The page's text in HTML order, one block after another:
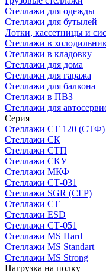
Стеллажи для одежды
Стеллажи для бутылей
Лотки, кассетницы и
Стеллажи в
Стеллажи в кладовку
Стеллажи для дома
Стеллажи для гаража
Стеллажи для балкона
Стеллажи в ПВЗ
Стеллажи для
Серия
Стеллажи СТ 120 (СТФ)
Стеллажи СК
Стеллажи СТП
Стеллажи СКУ
Стеллажи МКФ
Стеллажи СТ-031
Стеллажи SGR (СГР)
Стеллажи СТ
Стеллажи ESD
Стеллажи СТ-051
Стеллажи MS Hard
Стеллажи MS Standart
Стеллажи MS Strong
Нагрузка на полку